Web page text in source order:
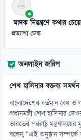
এক সঙ্গে জালে ধরা
০৮ আগস্ট
০৮ আগস্ট
১৪
নারীর পেট থেকে ৪
০৮ আগস্ট
১৫
মাদক নিয়ন্ত্রণে কথার
প্রত্যাশা ডেস্ক
অনলাইন জরিপ
শেখ হাসিনার বক্তব্য
বাংলাদেশের বর্তমান বৈধ
প্রধানমন্ত্রী শেখ হাসিনার
ভারতের পররাষ্ট্র
বলেন, “এই অনুষ্ঠান